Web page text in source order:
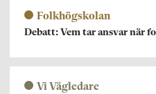
Folkhögskolan
Debatt: Vem tar ansvar när
Vi Vägledare